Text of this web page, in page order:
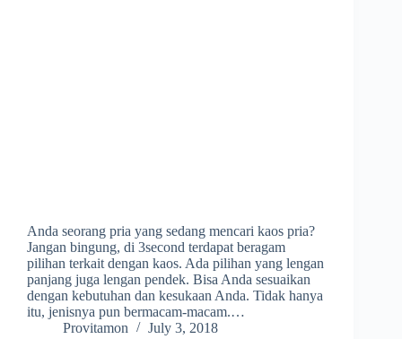
Anda seorang pria yang sedang mencari kaos pria?
Jangan bingung, di 3second terdapat beragam
pilihan terkait dengan kaos. Ada pilihan yang lengan
panjang juga lengan pendek. Bisa Anda sesuaikan
dengan kebutuhan dan kesukaan Anda. Tidak hanya
itu, jenisnya pun bermacam-macam.…
Provitamon
July 3, 2018